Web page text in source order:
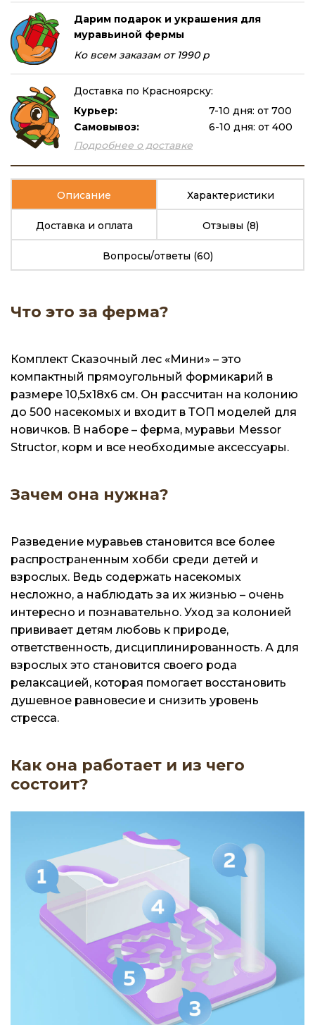
Дарим подарок и украшения для
муравьиной фермы
Ко всем заказам от 1990 р
Доставка по Красноярску:
Курьер:
7-10 дня: от 700
Самовывоз:
6-10 дня: от 400
Подробнее о доставке
Описание Характеристики
Доставка и оплата Отзывы (8)
Вопросы/ответы (60)
Что это за ферма?
Комплект Сказочный лес «Мини» – это
компактный прямоугольный формикарий в
размере 10,5х18х6 см. Он рассчитан на колонию
до 500 насекомых и входит в ТОП моделей для
новичков. В наборе – ферма, муравьи Messor
Structor, корм и все необходимые аксессуары.
Зачем она нужна?
Разведение муравьев становится все более
распространенным хобби среди детей и
взрослых. Ведь содержать насекомых
несложно, а наблюдать за их жизнью – очень
интересно и познавательно. Уход за колонией
прививает детям любовь к природе,
ответственность, дисциплинированность. А для
взрослых это становится своего рода
релаксацией, которая помогает восстановить
душевное равновесие и снизить уровень
стресса.
Как она работает и из чего
состоит?